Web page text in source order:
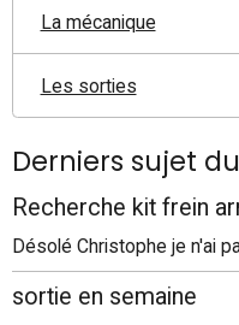
La mécanique
Les sorties
Derniers sujet
Recherche kit frein
Désolé Christophe je n'ai
sortie en semaine